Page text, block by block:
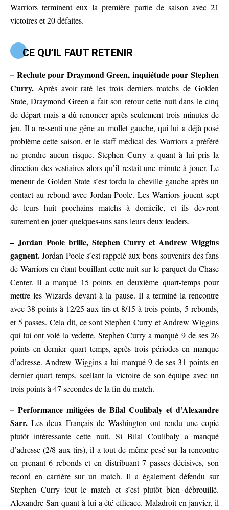
Warriors terminent eux la première partie de saison avec 21
victoires et 20 défaites.
CE QU’IL FAUT RETENIR
– Rechute pour Draymond Green, inquiétude pour Stephen
Curry. Après avoir raté les trois derniers matchs de Golden
State, Draymond Green a fait son retour cette nuit dans le cinq
de départ mais a dû renoncer après seulement trois minutes de
jeu. Il a ressenti une gêne au mollet gauche, qui lui a déjà posé
problème cette saison, et le staff médical des Warriors a préféré
ne prendre aucun risque. Stephen Curry a quant à lui pris la
direction des vestiaires alors qu’il restait une minute à jouer. Le
meneur de Golden State s’est tordu la cheville gauche après un
contact au rebond avec Jordan Poole. Les Warriors jouent sept
de leurs huit prochains matchs à domicile, et ils devront
surement en jouer quelques-uns sans leurs deux leaders.
– Jordan Poole brille, Stephen Curry et Andrew Wiggins
gagnent.Jordan Poole s’est rappelé aux bons souvenirs des fans
de Warriors en étant bouillant cette nuit sur le parquet du Chase
Center. Il a marqué 15 points en deuxième quart-temps pour
mettre les Wizards devant à la pause. Il a terminé la rencontre
avec 38 points à 12/25 aux tirs et 8/15 à trois points, 5 rebonds,
et 5 passes. Cela dit, ce sont Stephen Curry et Andrew Wiggins
qui lui ont volé la vedette. Stephen Curry a marqué 9 de ses 26
points en dernier quart temps, après trois périodes en manque
d’adresse. Andrew Wiggins a lui marqué 9 de ses 31 points en
dernier quart temps, scellant la victoire de son équipe avec un
trois points à 47 secondes de la fin du match.
– Performance mitigées de Bilal Coulibaly et d’Alexandre
Sarr.Les deux Français de Washington ont rendu une copie
plutôt intéressante cette nuit. Si Bilal Coulibaly a manqué
d’adresse (2/8 aux tirs), il a tout de même pesé sur la rencontre
en prenant 6 rebonds et en distribuant 7 passes décisives, son
record en carrière sur un match. Il a également défendu sur
Stephen Curry tout le match et s’est plutôt bien débrouillé.
Alexandre Sarr quant à lui a été efficace. Maladroit en janvier, il